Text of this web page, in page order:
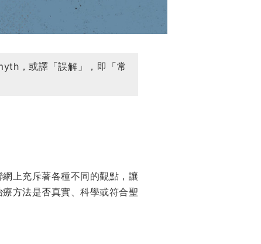
，或譯「誤解」，即「常
上充斥著各種不同的觀點，讓
方法是否真實、科學或符合聖